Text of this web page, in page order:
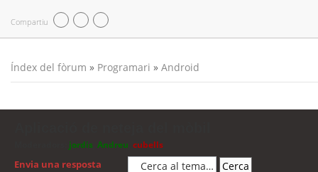
Compartiu
Índex del fòrum » Programari » Android
jordis Andreu cubells
Envia una resposta